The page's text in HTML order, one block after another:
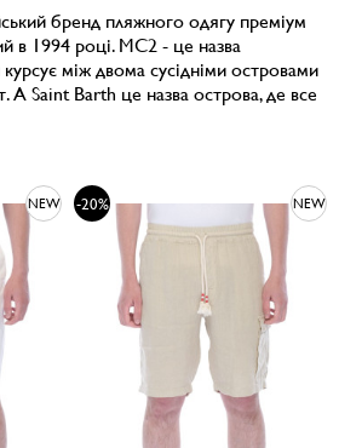
бренд пляжного одягу преміум
в 1994 році. MC2 - це назва
курсує між двома сусідніми островами
А Saint Barth це назва острова, де все
NEW -20% NEW